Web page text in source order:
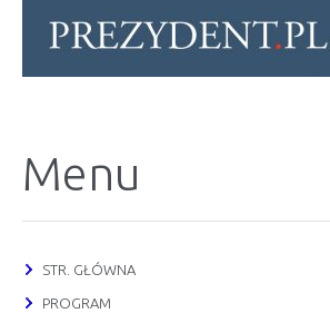
Menu
STR. GŁÓWNA
PROGRAM